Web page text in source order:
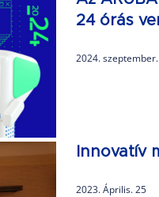
24 órás
2024.
Innovatív
2023. Április. 25